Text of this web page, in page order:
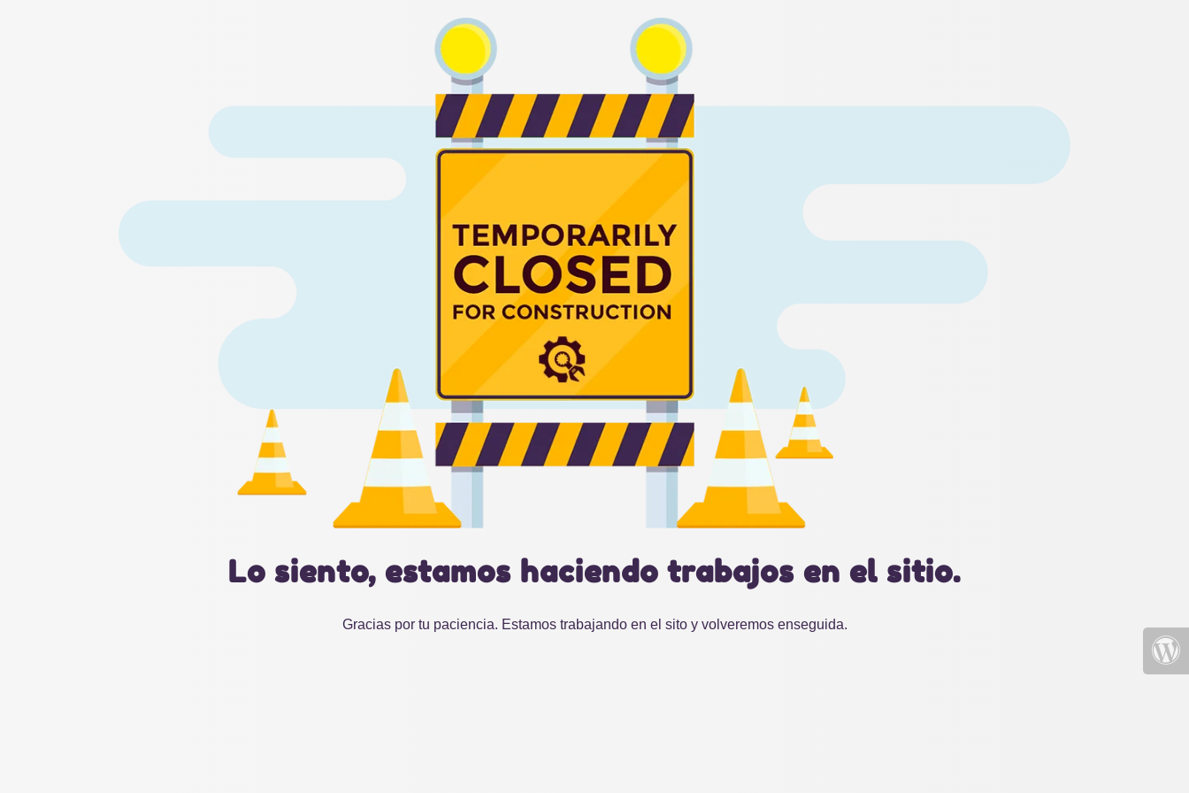
Lo siento, estamos haciendo trabajos en el sitio.
Gracias por tu paciencia. Estamos trabajando en el sito y volveremos enseguida.